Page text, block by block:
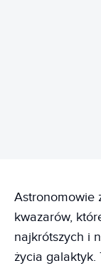
Astronomowie
kwazarów,
najkrótszych i
życia galaktyk.